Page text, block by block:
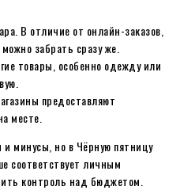
В отличие от онлайн-заказов,
забрать сразу же.
товары, особенно одежду или
предоставляют
месте.
минусы, но в Чёрную пятницу
соответствует личным
контроль над бюджетом.